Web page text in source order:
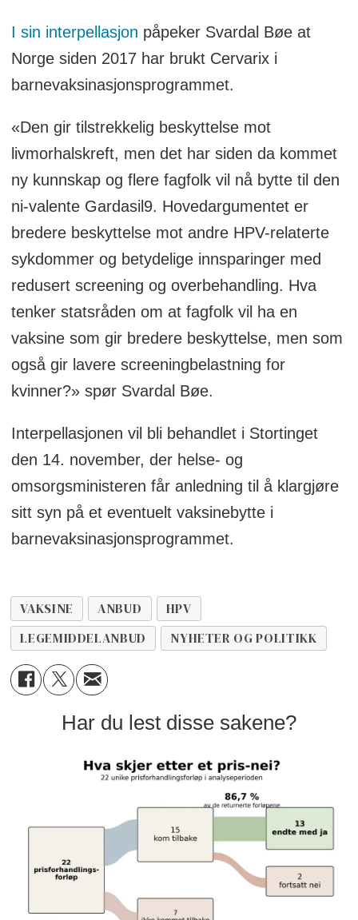
I sin interpellasjon påpeker Svardal Bøe at
Norge siden 2017 har brukt Cervarix i
barnevaksinasjonsprogrammet.
«Den gir tilstrekkelig beskyttelse mot
livmorhalskreft, men det har siden da kommet
ny kunnskap og flere fagfolk vil nå bytte til den
ni-valente Gardasil9. Hovedargumentet er
bredere beskyttelse mot andre HPV-relaterte
sykdommer og betydelige innsparinger med
redusert screening og overbehandling. Hva
tenker statsråden om at fagfolk vil ha en
vaksine som gir bredere beskyttelse, men som
også gir lavere screeningbelastning for
kvinner?» spør Svardal Bøe.
Interpellasjonen vil bli behandlet i Stortinget
den 14. november, der helse- og
omsorgsministeren får anledning til å klargjøre
sitt syn på et eventuelt vaksinebytte i
barnevaksinasjonsprogrammet.
VAKSINE ANBUD
HPV
LEGEMIDDELANBUD
NYHETER OG POLITIKK
Har du lest disse sakene?